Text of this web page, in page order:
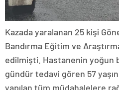
Kazada yaralanan 25 kişi
Bandırma Eğitim ve
edilmişti. Hastanenin yoğun
gündür tedavi gören 57
yapılan tüm müdahalelere